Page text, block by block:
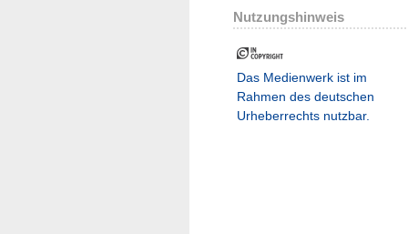
Nutzungshinweis
Das Medienwerk ist im
Rahmen des deutschen
Urheberrechts nutzbar.